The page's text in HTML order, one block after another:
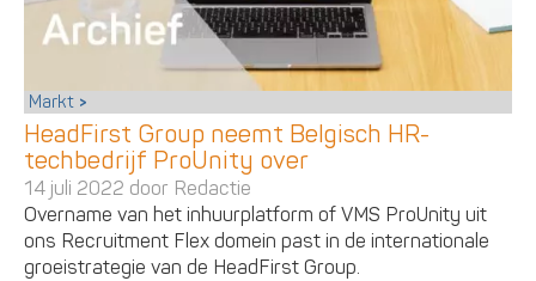
Markt
HeadFirst Group neemt Belgisch HR-
techbedrijf ProUnity over
14 juli 2022 door Redactie
Overname van het inhuurplatform of VMS ProUnity uit
ons Recruitment Flex domein past in de internationale
groeistrategie van de HeadFirst Group.